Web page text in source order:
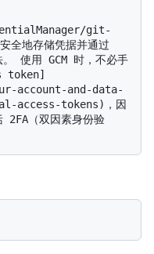
git-
全地存储凭据并通过
使用 GCM 时，不必手
token]
account-and-data-
access-tokens)，因
2FA（双因素身份验